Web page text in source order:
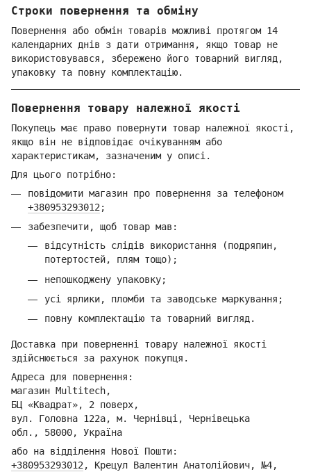
Строки повернення та обміну
Повернення або обмін товарів можливі протягом 14
календарних днів з дати отримання, якщо товар не
використовувався, збережено його товарний вигляд,
упаковку та повну комплектацію.
Повернення товару належної якості
Покупець має право повернути товар належної якості,
якщо він не відповідає очікуванням або
характеристикам, зазначеним у описі.
Для цього потрібно:
повідомити магазин про повернення за телефоном
+380953293012 ;
забезпечити, щоб товар мав:
відсутність слідів використання (подряпин,
потертостей, плям тощо);
непошкоджену упаковку;
усі ярлики, пломби та заводське маркування;
повну комплектацію та товарний вигляд.
Доставка при поверненні товару належної якості
здійснюється за рахунок покупця.
Адреса для повернення:
магазин Multitech,
БЦ «Квадрат», 2 поверх,
вул. Головна 122а, м. Чернівці, Чернівецька
обл., 58000, Україна
або на відділення Нової Пошти:
+380953293012 , Крецул Валентин Анатолійович, №4,